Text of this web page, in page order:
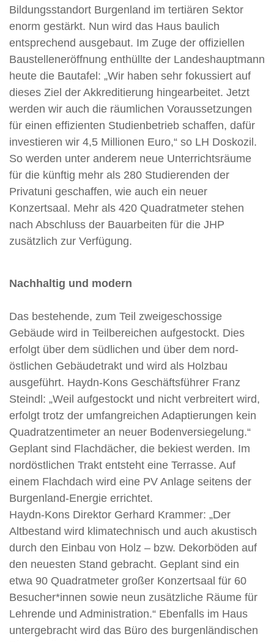
Bildungsstandort Burgenland im tertiären Sektor
enorm gestärkt. Nun wird das Haus baulich
entsprechend ausgebaut. Im Zuge der offiziellen
Baustelleneröffnung enthüllte der Landeshauptmann
heute die Bautafel: „Wir haben sehr fokussiert auf
dieses Ziel der Akkreditierung hingearbeitet. Jetzt
werden wir auch die räumlichen Voraussetzungen
für einen effizienten Studienbetrieb schaffen, dafür
investieren wir 4,5 Millionen Euro,“ so LH Doskozil.
So werden unter anderem neue Unterrichtsräume
für die künftig mehr als 280 Studierenden der
Privatuni geschaffen, wie auch ein neuer
Konzertsaal. Mehr als 420 Quadratmeter stehen
nach Abschluss der Bauarbeiten für die JHP
zusätzlich zur Verfügung.
Nachhaltig und modern
Das bestehende, zum Teil zweigeschossige
Gebäude wird in Teilbereichen aufgestockt. Dies
erfolgt über dem südlichen und über dem nord-
östlichen Gebäudetrakt und wird als Holzbau
ausgeführt. Haydn-Kons Geschäftsführer Franz
Steindl: „Weil aufgestockt und nicht verbreitert wird,
erfolgt trotz der umfangreichen Adaptierungen kein
Quadratzentimeter an neuer Bodenversiegelung.“
Geplant sind Flachdächer, die bekiest werden. Im
nordöstlichen Trakt entsteht eine Terrasse. Auf
einem Flachdach wird eine PV Anlage seitens der
Burgenland-Energie errichtet.
Haydn-Kons Direktor Gerhard Krammer: „Der
Altbestand wird klimatechnisch und auch akustisch
durch den Einbau von Holz – bzw. Dekorböden auf
den neuesten Stand gebracht. Geplant sind ein
etwa 90 Quadratmeter großer Konzertsaal für 60
Besucher*innen sowie neun zusätzliche Räume für
Lehrende und Administration.“ Ebenfalls im Haus
untergebracht wird das Büro des burgenländischen